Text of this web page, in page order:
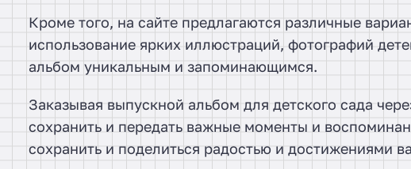
Кроме того, на сайте предлагаются различные
использование ярких иллюстраций, фотографий
альбом уникальным и запоминающимся.
Заказывая выпускной альбом для детского сада
сохранить и передать важные моменты и
сохранить и поделиться радостью и достижениями